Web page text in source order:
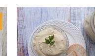
Dodaj do